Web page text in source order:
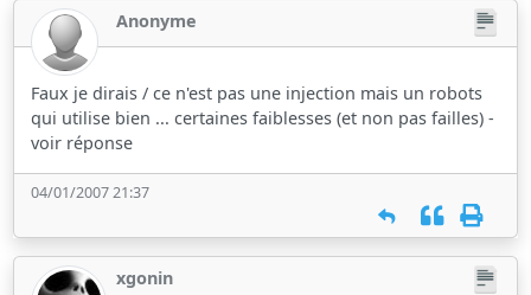
Anonyme
Faux je dirais / ce n'est pas une injection mais un robots
qui utilise bien ... certaines faiblesses (et non pas failles) -
voir réponse
04/01/2007 21:37
xgonin